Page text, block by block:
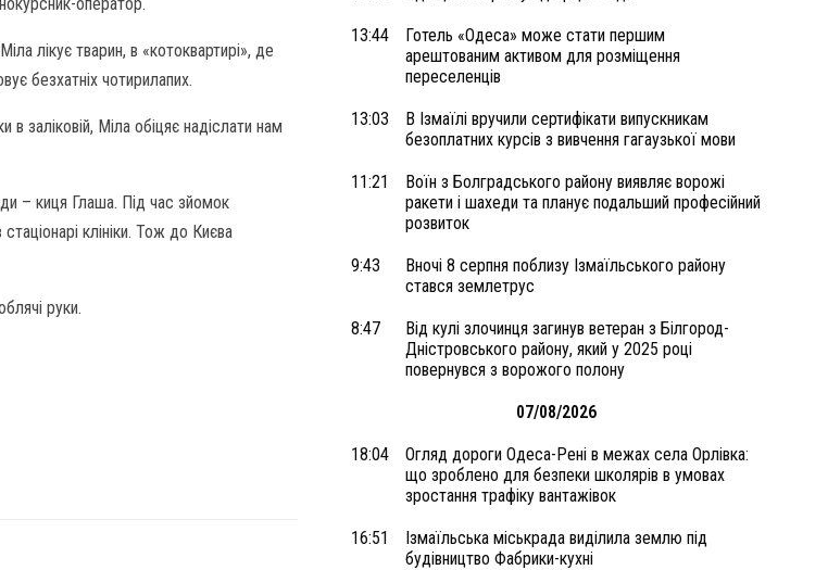
лікує тварин, в «котоквартирі», де
безхатніх чотирилапих.
заліковій, Міла обіцяє надіслати нам
– киця Глаша. Під час зйомок
клініки. Тож до Києва
руки.
13:44
Готель «Одеса» може стати першим
арештованим активом для розміщення
переселенців
13:03
В Ізмаїлі вручили сертифікати випускникам
безоплатних курсів з вивчення гагаузької мови
11:21
Воїн з Болградського району виявляє ворожі
ракети і шахеди та планує подальший професійний
розвиток
9:43
Вночі 8 серпня поблизу Ізмаїльського району
стався землетрус
8:47
Від кулі злочинця загинув ветеран з Білгород-
Дністровського району, який у 2025 році
повернувся з ворожого полону
07/08/2026
18:04
Огляд дороги Одеса-Рені в межах села Орлівка:
що зроблено для безпеки школярів в умовах
зростання трафіку вантажівок
16:51
Ізмаїльська міськрада виділила землю під
будівництво Фабрики-кухні